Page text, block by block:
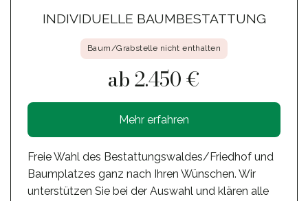
INDIVIDUELLE BAUMBESTATTUNG
Baum/Grabstelle nicht enthalten
ab 2.450 €
Mehr erfahren
Freie Wahl des Bestattungswaldes/Friedhof und
Baumplatzes ganz nach Ihren Wünschen. Wir
unterstützen Sie bei der Auswahl und klären alle